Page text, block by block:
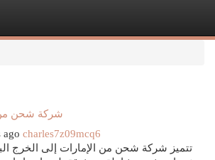
شركة شحن من
ago charles7z09mcq6
تتميز شركة شحن من الإمارات إلى الخرج